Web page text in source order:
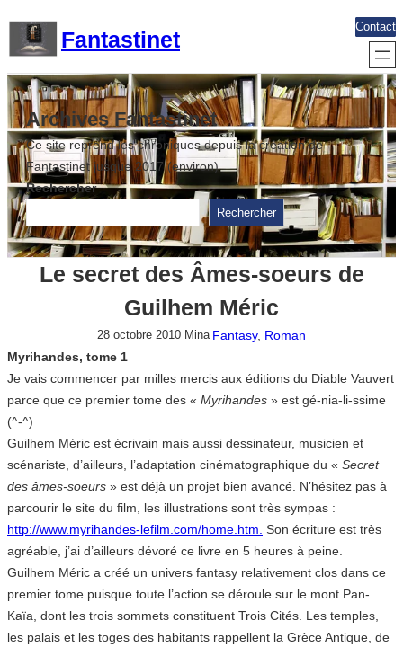
contenu
Fantastinet
Contact
Archives Fantastinet
Ce site reprend les chroniques depuis la création de
Fantastinet jusque 2017 (environ)
Rechercher
Rechercher
Le secret des Âmes-soeurs de
Guilhem Méric
28 octobre 2010 Mina Fantasy, Roman
Myrihandes, tome 1
Je vais commencer par milles mercis aux éditions du Diable Vauvert
parce que ce premier tome des « Myrihandes » est gé-nia-li-ssime
(^-^)
Guilhem Méric est écrivain mais aussi dessinateur, musicien et
scénariste, d’ailleurs, l’adaptation cinématographique du « Secret
des âmes-soeurs » est déjà un projet bien avancé. N’hésitez pas à
parcourir le site du film, les illustrations sont très sympas :
http://www.myrihandes-lefilm.com/home.htm. Son écriture est très
agréable, j’ai d’ailleurs dévoré ce livre en 5 heures à peine.
Guilhem Méric a créé un univers fantasy relativement clos dans ce
premier tome puisque toute l’action se déroule sur le mont Pan-
Kaïa, dont les trois sommets constituent Trois Cités. Les temples,
les palais et les toges des habitants rappellent la Grèce Antique, de